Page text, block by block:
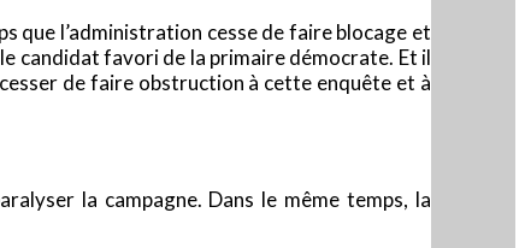
que l’administration cesse de faire blocage et
candidat favori de la primaire démocrate. Et il
de faire obstruction à cette enquête et à
la campagne. Dans le même temps, la